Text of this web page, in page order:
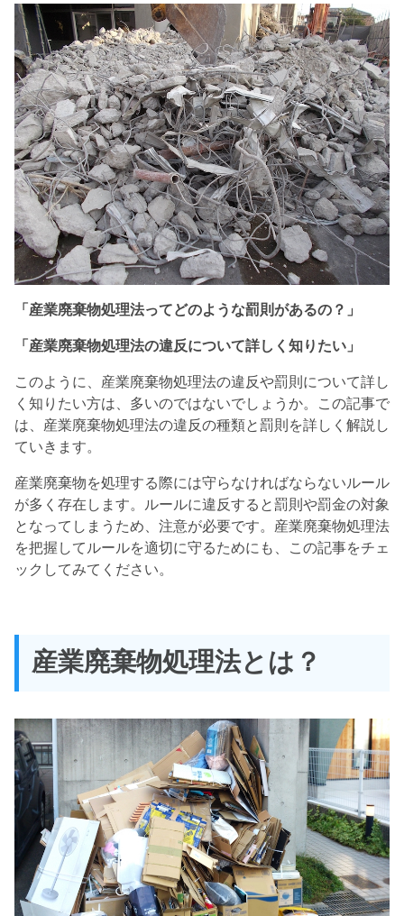
「産業廃棄物処理法ってどのような罰則があるの？」
「産業廃棄物処理法の違反について詳しく知りたい」
このように、産業廃棄物処理法の違反や罰則について詳し
く知りたい方は、多いのではないでしょうか。この記事で
は、産業廃棄物処理法の違反の種類と罰則を詳しく解説し
ていきます。
産業廃棄物を処理する際には守らなければならないルール
が多く存在します。ルールに違反すると罰則や罰金の対象
となってしまうため、注意が必要です。産業廃棄物処理法
を把握してルールを適切に守るためにも、この記事をチェ
ックしてみてください。
産業廃棄物処理法とは？